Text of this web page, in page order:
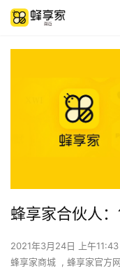
蜂享家合伙人
2021年3月24日 上午11:43
蜂享家商城
蜂享家官方